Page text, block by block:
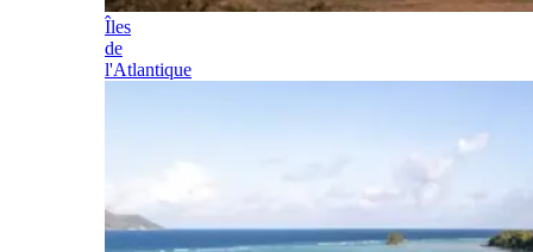
Îles
de
l'Atlantique